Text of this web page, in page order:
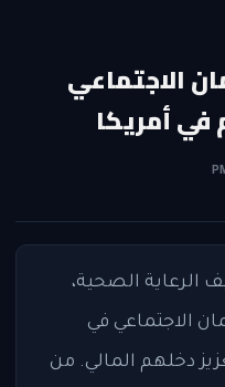
الاجتماعي
في أمريكا
الرعاية الصحية،
الاجتماعي في
دخلهم المالي. من